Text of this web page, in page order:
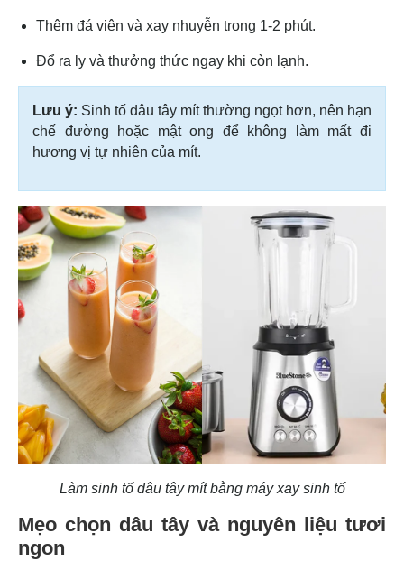
Thêm đá viên và xay nhuyễn trong 1-2 phút.
Đổ ra ly và thưởng thức ngay khi còn lạnh.
Lưu ý: Sinh tố dâu tây mít thường ngọt hơn, nên hạn
chế đường hoặc mật ong để không làm mất đi
hương vị tự nhiên của mít.
Làm sinh tố dâu tây mít bằng máy xay sinh tố
Mẹo chọn dâu tây và nguyên liệu tươi
ngon